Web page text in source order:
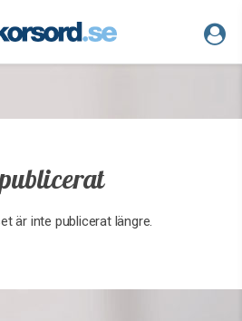
är inte publicerat längre.